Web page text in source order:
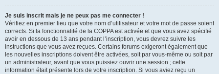
Je suis inscrit mais je ne peux pas me connecter !
Vérifiez en premier lieu que votre nom d’utilisateur et votre mot de passe soient
corrects. Si la fonctionnalité de la COPPA est activée et que vous avez spécifié
avoir en dessous de 13 ans pendant l’inscription, vous devrez suivre les
instructions que vous avez reçues. Certains forums exigeront également que
les nouvelles inscriptions doivent être activées, soit par vous-même ou soit par
un administrateur, avant que vous puissiez ouvrir une session ; cette
information était présente lors de votre inscription. Si vous aviez reçu un